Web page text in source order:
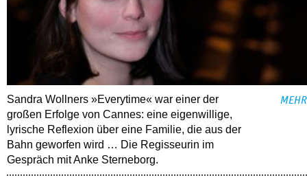
Sandra Wollners »Everytime« war einer der
großen Erfolge von Cannes: eine eigenwillige,
lyrische Reflexion über eine ­Familie, die aus der
Bahn geworfen wird … Die Regisseurin im
Gespräch mit Anke Sterneborg.
MEHR